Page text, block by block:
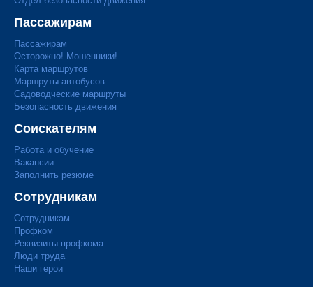
Пассажирам
Пассажирам
Осторожно! Мошенники!
Карта маршрутов
Маршруты автобусов
Садоводческие маршруты
Безопасность движения
Соискателям
Работа и обучение
Вакансии
Заполнить резюме
Сотрудникам
Сотрудникам
Профком
Реквизиты профкома
Люди труда
Наши герои